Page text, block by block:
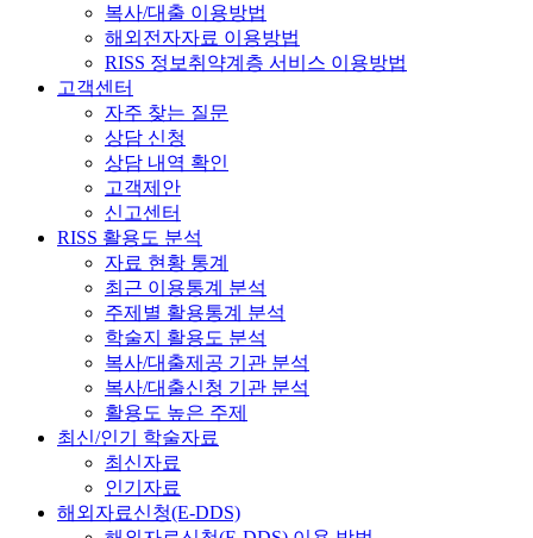
복사/대출 이용방법
해외전자자료 이용방법
RISS 정보취약계층 서비스 이용방법
고객센터
자주 찾는 질문
상담 신청
상담 내역 확인
고객제안
신고센터
RISS 활용도 분석
자료 현황 통계
최근 이용통계 분석
주제별 활용통계 분석
학술지 활용도 분석
복사/대출제공 기관 분석
복사/대출신청 기관 분석
활용도 높은 주제
최신/인기 학술자료
최신자료
인기자료
해외자료신청(E-DDS)